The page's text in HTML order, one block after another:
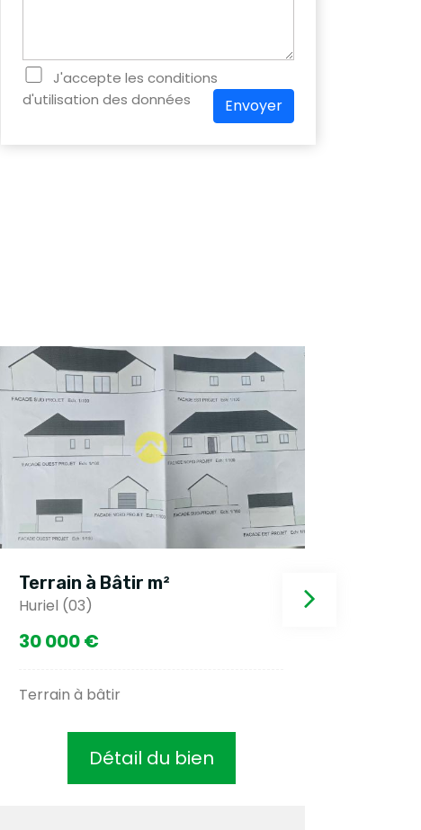
J'accepte les conditions
d'utilisation des données
Envoyer
Terrain à Bâtir m²
Huriel (03)
30 000 €
Terrain à bâtir
Détail du bien